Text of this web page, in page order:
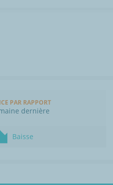
PAR RAPPORT
dernière
Baisse